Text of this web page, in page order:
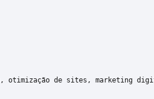
otimização de sites, marketing